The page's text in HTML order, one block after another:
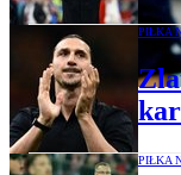
PIŁKA
PIŁKA